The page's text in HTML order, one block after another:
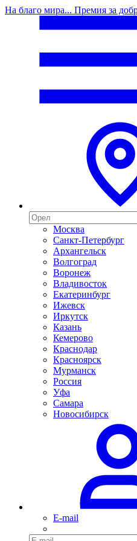
На благо мира... Премия за
Москва
Санкт-Петербург
Архангельск
Волгоград
Воронеж
Владивосток
Екатеринбург
Ижевск
Иркутск
Казань
Кемерово
Краснодар
Красноярск
Мурманск
Россия
Уфа
Самара
Новосибирск
E-mail